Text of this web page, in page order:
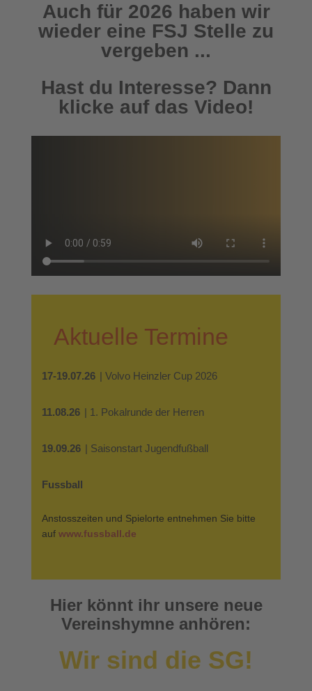
Auch für 2026 haben wir
wieder eine FSJ Stelle zu
vergeben ...
Hast du Interesse? Dann
klicke auf das Video!
Aktuelle Termine
17-19.07.26 | Volvo Heinzler Cup 2026
11.08.26 | 1. Pokalrunde der Herren
19.09.26 | Saisonstart Jugendfußball
Fussball
Anstosszeiten und Spielorte entnehmen Sie bitte
auf www.fussball.de
Hier könnt ihr unsere neue
Vereinshymne anhören:
Wir sind die SG!